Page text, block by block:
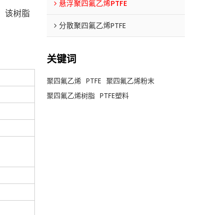
该树脂
悬浮聚四氟乙烯PTFE
分散聚四氟乙烯PTFE
关键词
聚四氟乙烯 PTFE 聚四氟乙烯粉末
聚四氟乙烯树脂 PTFE塑料